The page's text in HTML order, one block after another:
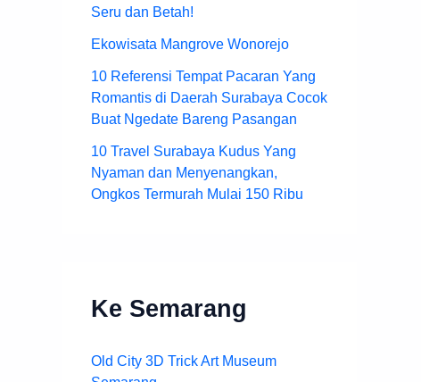
Seru dan Betah!
Ekowisata Mangrove Wonorejo
10 Referensi Tempat Pacaran Yang
Romantis di Daerah Surabaya Cocok
Buat Ngedate Bareng Pasangan
10 Travel Surabaya Kudus Yang
Nyaman dan Menyenangkan,
Ongkos Termurah Mulai 150 Ribu
Ke Semarang
Old City 3D Trick Art Museum